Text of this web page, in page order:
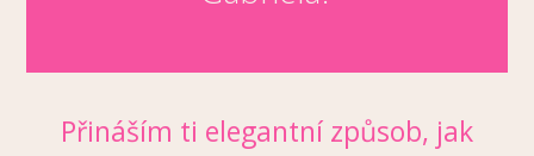
Přináším ti elegantní způsob, jak